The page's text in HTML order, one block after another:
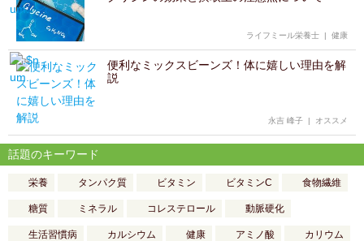
ライフミール栄養士 | 健康
便利なミックスビーンズ！体に嬉しい理由を解
説
永吉 峰子 | オススメ
話題のキーワード
栄養 タンパク質 ビタミン ビタミンC 食物繊維
糖質 ミネラル コレステロール 動脈硬化
生活習慣病 カルシウム 健康 アミノ酸 カリウム